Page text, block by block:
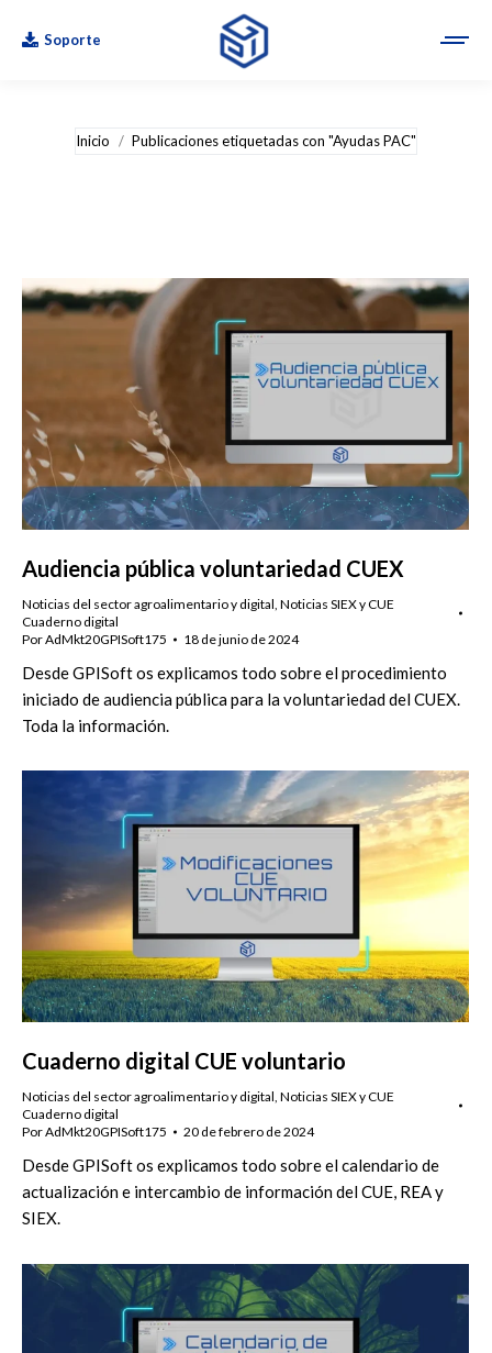
Soporte
Inicio Publicaciones etiquetadas con "Ayudas PAC"
Audiencia pública voluntariedad CUEX
Noticias del sector agroalimentario y digital Noticias SIEX y CUE
Cuaderno digital
PorAdMkt20GPISoft175 18 de junio de 2024
Desde GPISoft os explicamos todo sobre el procedimiento
iniciado de audiencia pública para la voluntariedad del CUEX.
Toda la información.
Cuaderno digital CUE voluntario
Noticias del sector agroalimentario y digital Noticias SIEX y CUE
Cuaderno digital
PorAdMkt20GPISoft175 20 de febrero de 2024
Desde GPISoft os explicamos todo sobre el calendario de
actualización e intercambio de información del CUE, REA y
SIEX.